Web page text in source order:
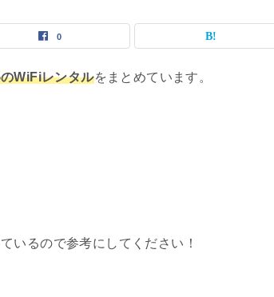
0
WiFiレンタルをまとめています。
いるので参考にしてください！